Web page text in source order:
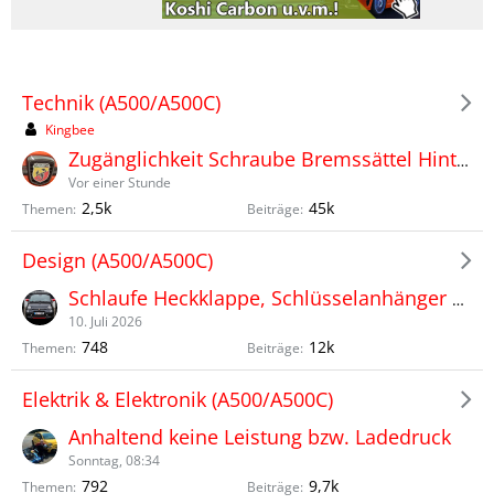
Technik (A500/A500C)
Kingbee
Themen 2,5k Beiträge 45k
Zugänglichkeit Schraube Bremssättel Hinterachse Bremsscheibenwechsel
Vor einer Stunde
Design (A500/A500C)
Themen 748 Beiträge 12k
Schlaufe Heckklappe, Schlüsselanhänger und so weiter...
10. Juli 2026
Elektrik & Elektronik (A500/A500C)
Themen 792 Beiträge 9,7k
Anhaltend keine Leistung bzw. Ladedruck
Sonntag, 08:34